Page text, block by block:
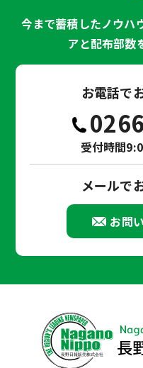
今まで蓄積したノウハ
アと配布部数
お電話で
受付時間
メールで
お問